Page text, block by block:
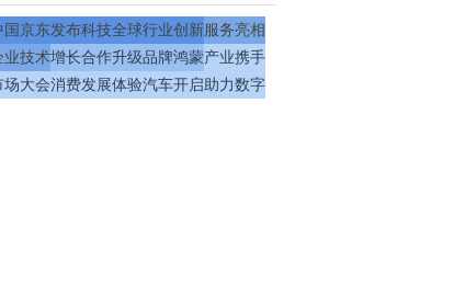
国京东发布科技全球行业创新服务亮相
业技术增长合作升级品牌鸿蒙产业携手
场大会消费发展体验汽车开启助力数字